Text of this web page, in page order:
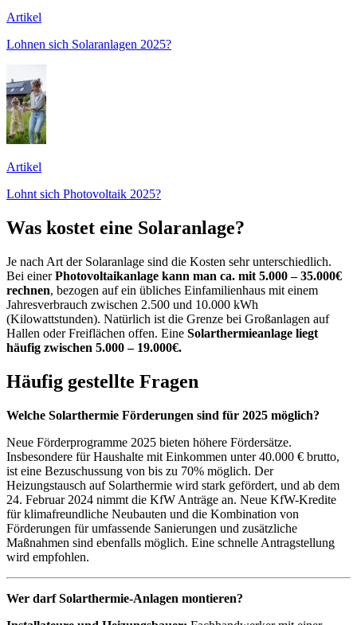
Artikel
Lohnen sich Solaranlagen 2025?
Artikel
Lohnt sich Photovoltaik 2025?
Was kostet eine Solaranlage?
Je nach Art der Solaranlage sind die Kosten sehr unterschiedlich.
Bei einerPhotovoltaikanlage kann man ca. mit 5.000 – 35.000€
rechnen, bezogen auf ein übliches Einfamilienhaus mit einem
Jahresverbrauch zwischen 2.500 und 10.000 kWh
(Kilowattstunden). Natürlich ist die Grenze bei Großanlagen auf
Hallen oder Freiflächen offen. Eine Solarthermieanlage liegt
häufig zwischen 5.000 – 19.000€.
Häufig gestellte Fragen
Welche Solarthermie Förderungen sind für 2025 möglich?
Neue Förderprogramme 2025 bieten höhere Fördersätze.
Insbesondere für Haushalte mit Einkommen unter 40.000 € brutto,
ist eine Bezuschussung von bis zu 70% möglich. Der
Heizungstausch auf Solarthermie wird stark gefördert, und ab dem
24. Februar 2024 nimmt die KfW Anträge an. Neue KfW-Kredite
für klimafreundliche Neubauten und die Kombination von
Förderungen für umfassende Sanierungen und zusätzliche
Maßnahmen sind ebenfalls möglich. Eine schnelle Antragstellung
wird empfohlen.
Wer darf Solarthermie-Anlagen montieren?